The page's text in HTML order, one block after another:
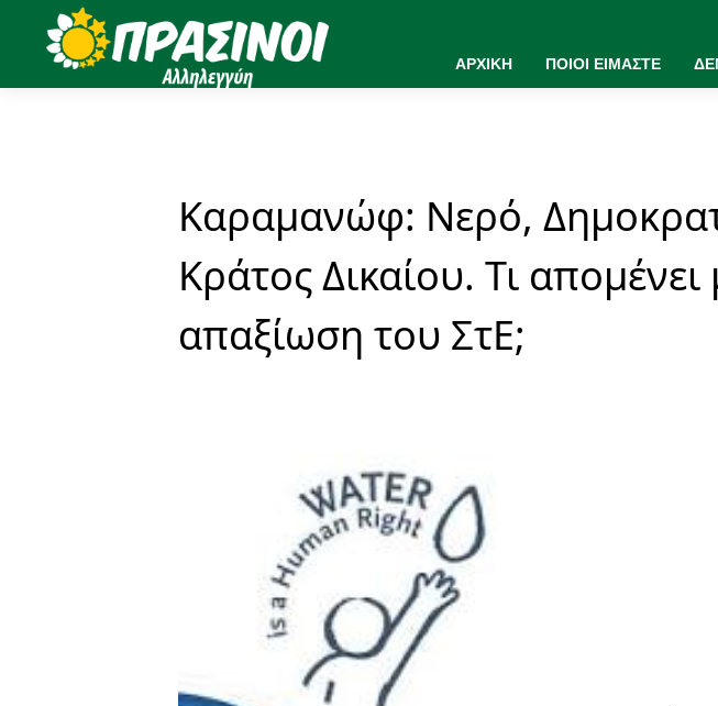
ΑΡΧΙΚΗ ΠΟΙΟΙ ΕΙΜΑΣΤΕ
Καραμανώφ: Νερό,
Κράτος Δικαίου. Τι απομένει
απαξίωση του ΣτΕ;